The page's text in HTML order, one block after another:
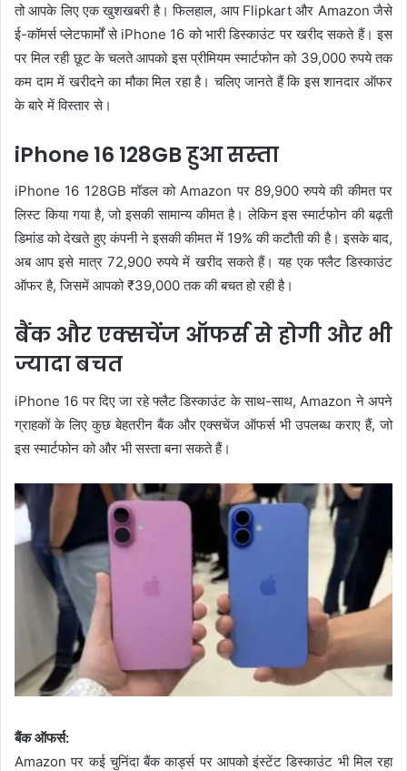
तो आपके लिए एक खुशखबरी है। फिलहाल, आप Flipkart और Amazon जैसे
ई-कॉमर्स प्लेटफार्मों से iPhone 16 को भारी डिस्काउंट पर खरीद सकते हैं। इस
पर मिल रही छूट के चलते आपको इस प्रीमियम स्मार्टफोन को 39,000 रुपये तक
कम दाम में खरीदने का मौका मिल रहा है। चलिए जानते हैं कि इस शानदार ऑफर
के बारे में विस्तार से।
iPhone 16 128GB हुआ सस्ता
iPhone 16 128GB मॉडल को Amazon पर 89,900 रुपये की कीमत पर
लिस्ट किया गया है, जो इसकी सामान्य कीमत है। लेकिन इस स्मार्टफोन की बढ़ती
डिमांड को देखते हुए कंपनी ने इसकी कीमत में 19% की कटौती की है। इसके बाद,
अब आप इसे मात्र 72,900 रुपये में खरीद सकते हैं। यह एक फ्लैट डिस्काउंट
ऑफर है, जिसमें आपको ₹39,000 तक की बचत हो रही है।
बैंक और एक्सचेंज ऑफर्स से होगी और भी
ज्यादा बचत
iPhone 16 पर दिए जा रहे फ्लैट डिस्काउंट के साथ-साथ, Amazon ने अपने
ग्राहकों के लिए कुछ बेहतरीन बैंक और एक्सचेंज ऑफर्स भी उपलब्ध कराए हैं, जो
इस स्मार्टफोन को और भी सस्ता बना सकते हैं।
बैंक ऑफर्स:
Amazon पर कई चुनिंदा बैंक कार्ड्स पर आपको इंस्टेंट डिस्काउंट भी मिल रहा